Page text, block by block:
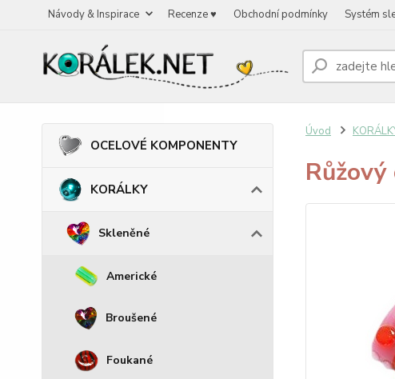
Návody & Inspirace Recenze ♥ Obchodní podmínky Systém
OCELOVÉ KOMPONENTY
KORÁLKY
Skleněné
Americké
Broušené
Foukané
Úvod